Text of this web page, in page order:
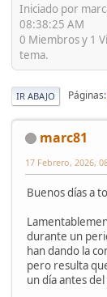
Iniciado por
08:38:25 AM
0 Miembros y 1
tema.
IR ABAJO Páginas
marc81
17 Febrero, 2026,
Buenos días a
durante un
han dando la
pero resulta
un día antes